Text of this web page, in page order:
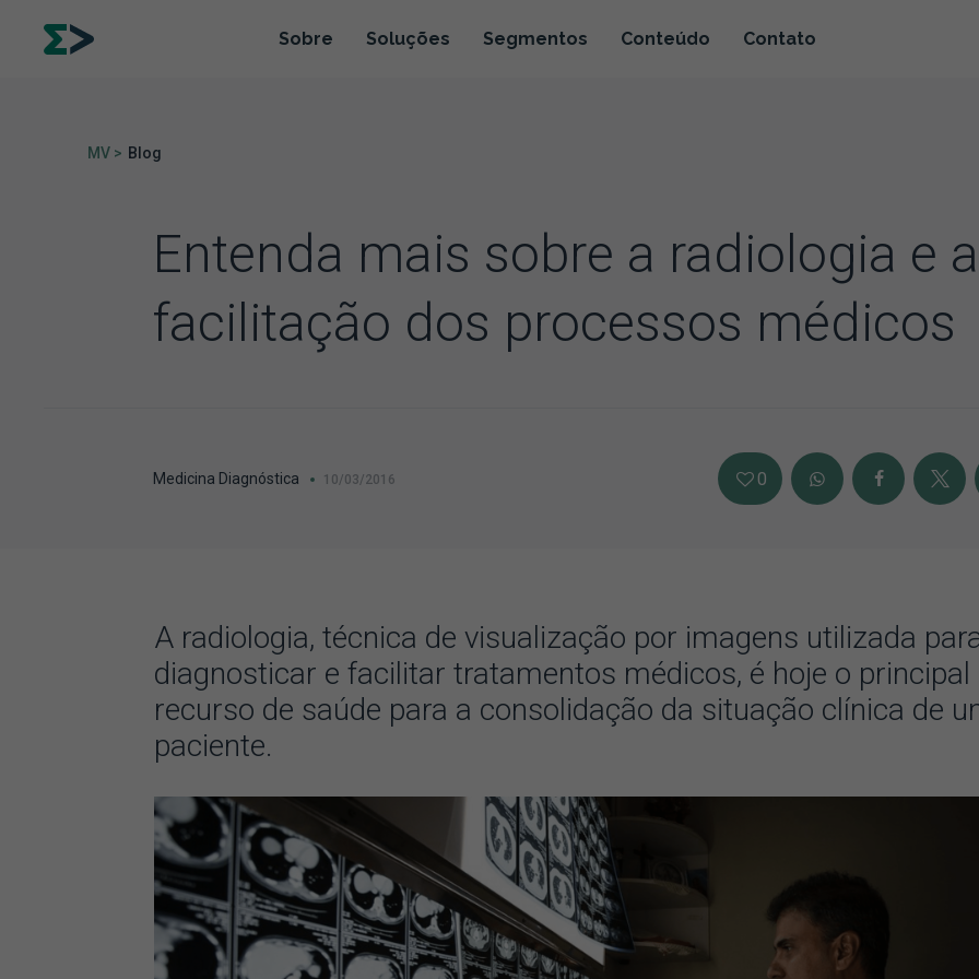
Sobre Soluções Segmentos Conteúdo Contato
MV > Blog
Entenda mais sobre a radiologia e a
facilitação dos processos médicos
Medicina Diagnóstica 10/03/2016 0
A radiologia, técnica de visualização por imagens utilizada
diagnosticar e facilitar tratamentos médicos, é hoje o principal
recurso de saúde para a consolidação da situação clínica de
paciente.